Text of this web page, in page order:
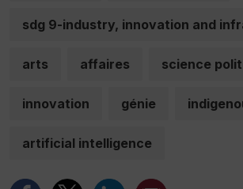
sdg 9-industry, innovation and
arts affaires science
innovation génie
artificial intelligence